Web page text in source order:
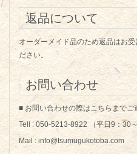
返品について
オーダーメイド品のため返品はお
ださい。
お問い合わせ
■ お問い合わせの際はこちらまでご
Tell : 050-5213-8922 （平日9：30
Mail : info@tsumugukotoba.com